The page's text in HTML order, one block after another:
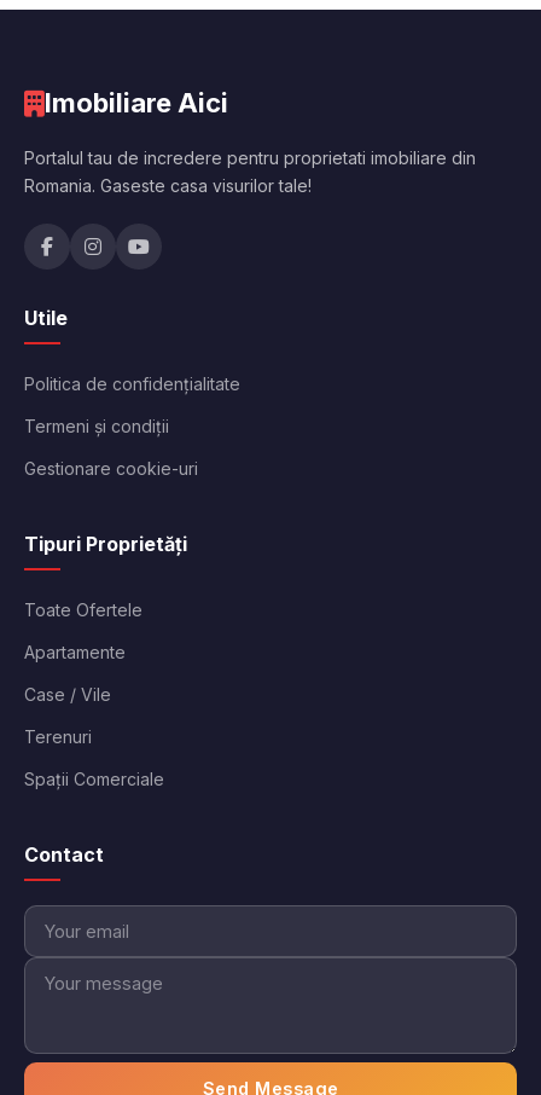
Imobiliare Aici
Portalul tau de incredere pentru proprietati imobiliare din
Romania. Gaseste casa visurilor tale!
Utile
Politica de confidențialitate
Termeni și condiții
Gestionare cookie-uri
Tipuri Proprietăți
Toate Ofertele
Apartamente
Case / Vile
Terenuri
Spații Comerciale
Contact
Send Message